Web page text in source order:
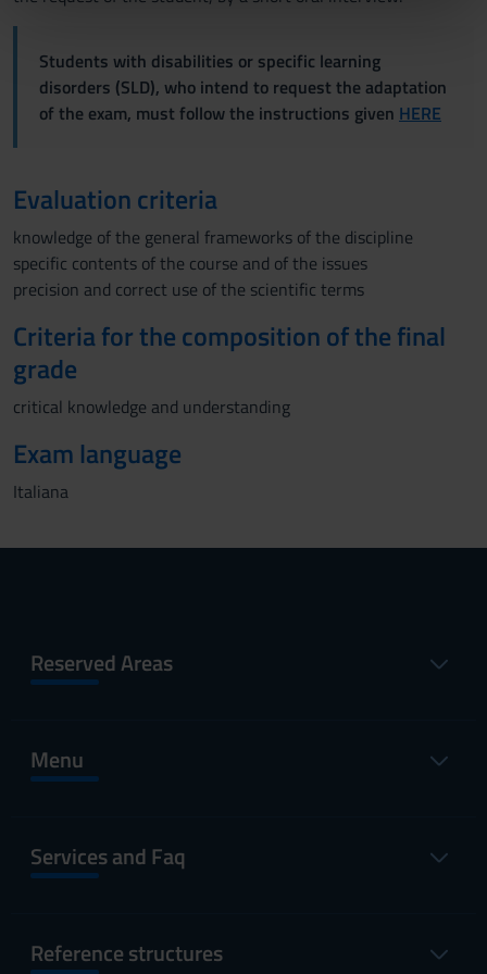
nostri partner che si occupano di analisi dei dati web,
con altre informazioni che hai fornito loro o che hanno
raccolto dal tuo utilizzo dei loro servizi.
Students with disabilities or specific learning
disorders (SLD), who intend to request the adaptation
of the exam, must follow the instructions given HERE
Evaluation criteria
knowledge of the general frameworks of the discipline
specific contents of the course and of the issues
precision and correct use of the scientific terms
Criteria for the composition of the final
grade
critical knowledge and understanding
Exam language
Italiana
Reserved Areas
Menu
Services and Faq
Reference structures